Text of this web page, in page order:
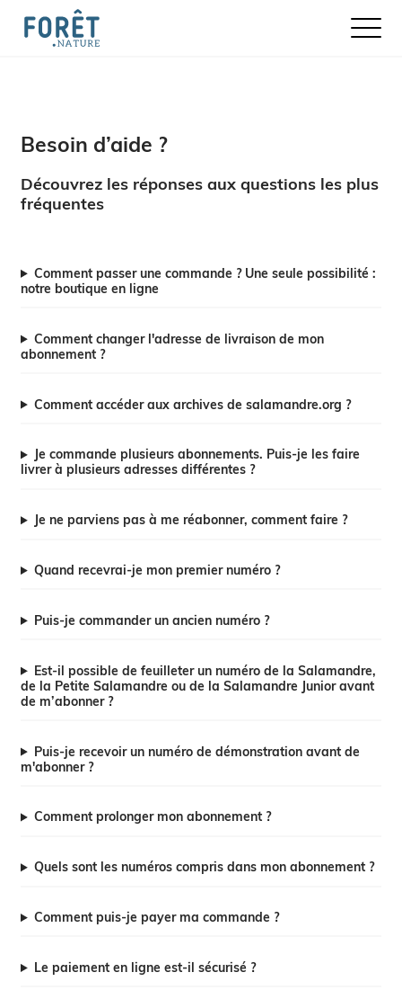
Ouvrir le
Besoin d’aide ?
Découvrez les réponses aux questions les plus
fréquentes
Comment passer une commande ? Une seule possibilité :
notre boutique en ligne
Comment changer l'adresse de livraison de mon
abonnement ?
Comment accéder aux archives de salamandre.org ?
Je commande plusieurs abonnements. Puis-je les faire
livrer à plusieurs adresses différentes ?
Je ne parviens pas à me réabonner, comment faire ?
Quand recevrai-je mon premier numéro ?
Puis-je commander un ancien numéro ?
Est-il possible de feuilleter un numéro de la Salamandre,
de la Petite Salamandre ou de la Salamandre Junior avant
de m’abonner ?
Puis-je recevoir un numéro de démonstration avant de
m'abonner ?
Comment prolonger mon abonnement ?
Quels sont les numéros compris dans mon abonnement ?
Comment puis-je payer ma commande ?
Le paiement en ligne est-il sécurisé ?